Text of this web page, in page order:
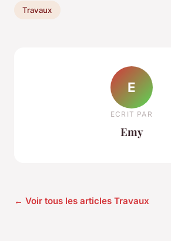
Travaux
E
ECRIT PAR
Emy
← Voir tous les articles Travaux